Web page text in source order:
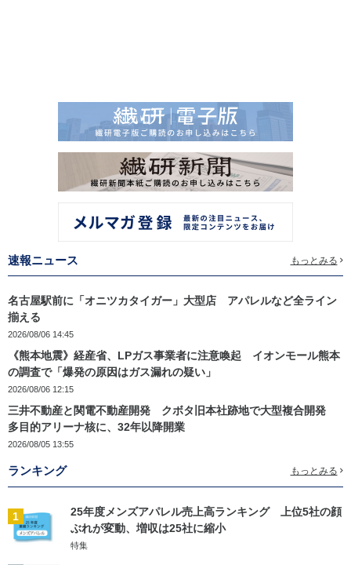
速報ニュース もっとみる
名古屋駅前に「オニツカタイガー」大型店 アパレルなど全ライン
揃える
2026/08/06 14:45
《熊本地震》経産省、LPガス事業者に注意喚起 イオンモール熊本
の調査で「爆発の原因はガス漏れの疑い」
2026/08/06 12:15
三井不動産と関電不動産開発 クボタ旧本社跡地で大型複合開発
多目的アリーナ核に、32年以降開業
2026/08/05 13:55
ランキング もっとみる
1
25年度メンズアパレル売上高ランキング 上位5社の顔
ぶれが変動、増収は25社に縮小
特集